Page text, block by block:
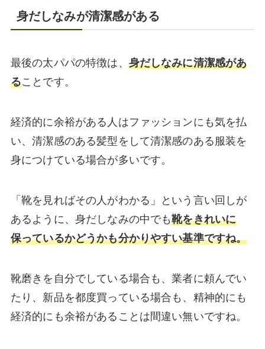
身だしなみが清潔感がある
最後の太パパの特徴は、 身だしなみに清潔感があ
ることです。
経済的に余裕がある人はファッションにも気を払
い、清潔感のある髪型をして清潔感のある服装を
身につけている場合が多いです。
「靴を見ればその人がわかる」という言い回しが
あるように、身だしなみの中でも靴をきれいに
保っているかどうかも分かりやすい基準ですね。
靴磨きを自分でしている場合も、業者に頼んでい
たり、新品を都度買っている場合も、精神的にも
経済的にも余裕があることは間違い無いですね。